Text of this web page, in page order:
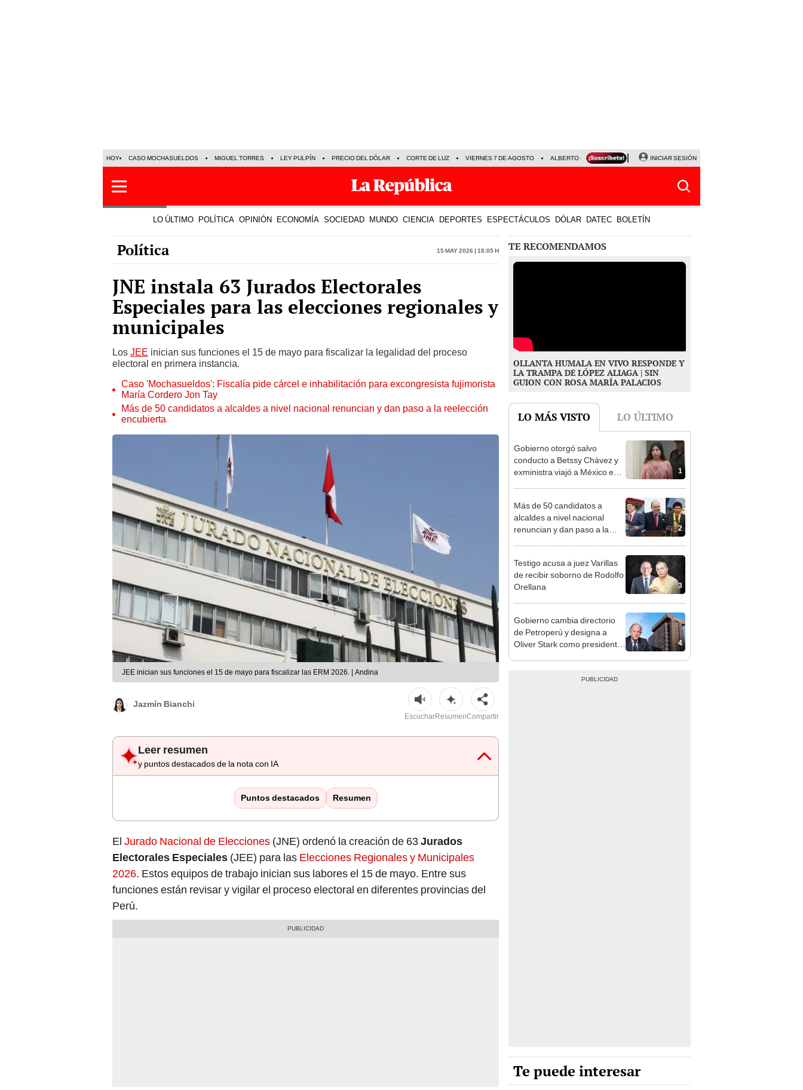
HOY CASO MOCHASUELDOS MIGUEL TORRES LEY PULPÍN PRECIO DEL DÓLAR CORTE DE LUZ VIERNES 7 DE AGOSTO ALBERTO BENAVIDES NALDY SALDAÑA
INICIAR SESIÓN
LO ÚLTIMO POLÍTICA OPINIÓN ECONOMÍA SOCIEDAD MUNDO CIENCIA DEPORTES ESPECTÁCULOS DÓLAR DATEC BOLETÍN
Política 15 May 2026 | 18:05 h
JNE instala 63 Jurados Electorales
Especiales para las elecciones regionales y
municipales
Los JEE inician sus funciones el 15 de mayo para fiscalizar la legalidad del proceso
electoral en primera instancia.
Caso 'Mochasueldos': Fiscalía pide cárcel e inhabilitación para excongresista fujimorista
María Cordero Jon Tay
Más de 50 candidatos a alcaldes a nivel nacional renuncian y dan paso a la reelección
encubierta
JEE inician sus funciones el 15 de mayo para fiscalizar las ERM 2026. | Andina
Jazmín Bianchi
EscucharResumenCompartir
Leer resumen
y puntos destacados de la nota con IA
Puntos destacados Resumen
El Jurado Nacional de Elecciones (JNE) ordenó la creación de 63Jurados
Electorales Especiales (JEE) para las Elecciones Regionales y Municipales
2026. Estos equipos de trabajo inician sus labores el 15 de mayo. Entre sus
funciones están revisar y vigilar el proceso electoral en diferentes provincias del
Perú.
TE RECOMENDAMOS
OLLANTA HUMALA EN VIVO RESPONDE Y
LA TRAMPA DE LÓPEZ ALIAGA | SIN
GUION CON ROSA MARÍA PALACIOS
LO MÁS VISTO LO ÚLTIMO
1
Gobierno otorgó salvo
conducto a Betssy Chávez y
exministra viajó a México en
2
Más de 50 candidatos a
alcaldes a nivel nacional
renuncian y dan paso a la
3
Testigo acusa a juez Varillas
de recibir soborno de Rodolfo
Orellana
4
Gobierno cambia directorio
de Petroperú y designa a
Oliver Stark como presidente
Te puede interesar